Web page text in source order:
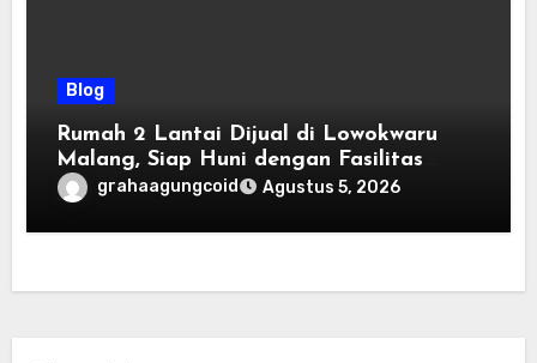
Blog
Rumah 2 Lantai Dijual di Lowokwaru
Malang, Siap Huni dengan Fasilitas
Premium | Graha Agung by Tomoland
grahaagungcoid Agustus 5, 2026